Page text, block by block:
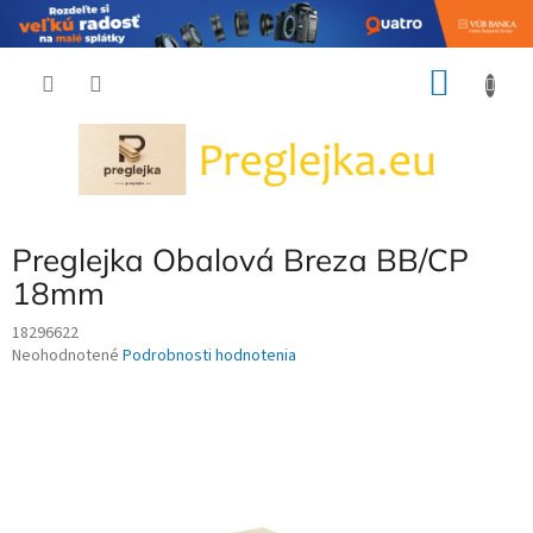
Preglejka Obalová Breza BB/CP
18mm
18296622
Priemerné
Neohodnotené Podrobnosti hodnotenia